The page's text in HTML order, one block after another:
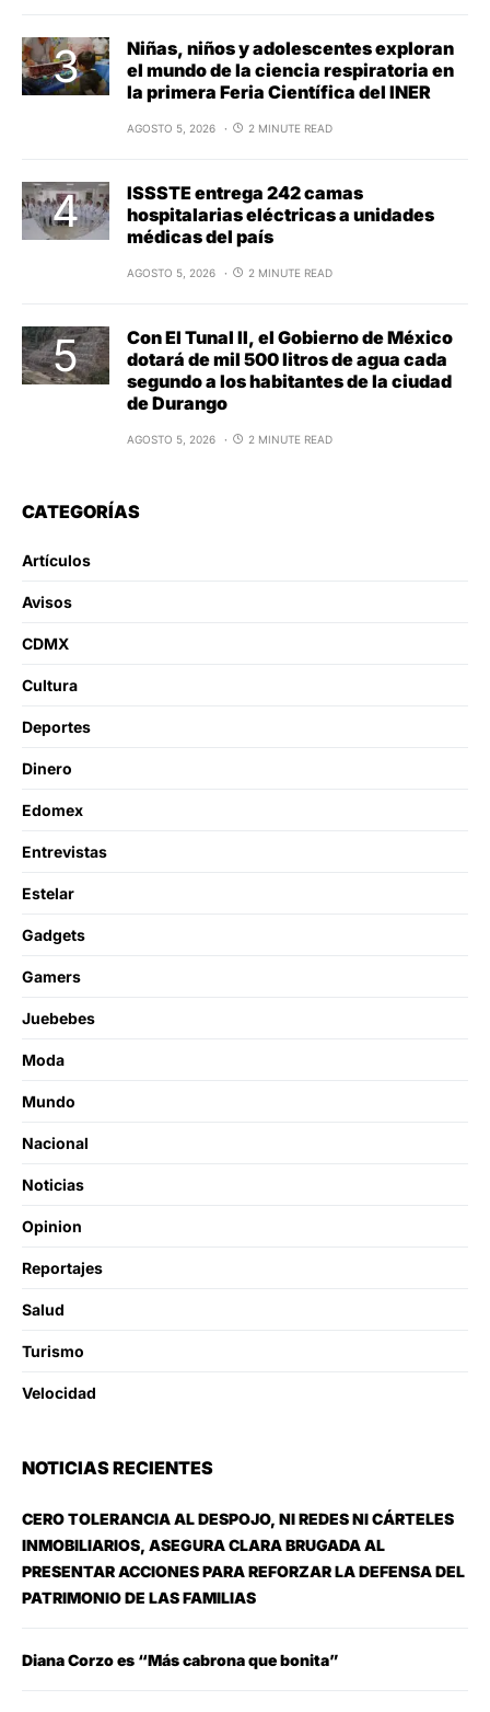
Niñas, niños y adolescentes exploran
el mundo de la ciencia respiratoria en
la primera Feria Científica del INER
AGOSTO 5, 2026 2 MINUTE READ
ISSSTE entrega 242 camas
hospitalarias eléctricas a unidades
médicas del país
AGOSTO 5, 2026 2 MINUTE READ
Con El Tunal II, el Gobierno de México
dotará de mil 500 litros de agua cada
segundo a los habitantes de la ciudad
de Durango
AGOSTO 5, 2026 2 MINUTE READ
CATEGORÍAS
Artículos
Avisos
CDMX
Cultura
Deportes
Dinero
Edomex
Entrevistas
Estelar
Gadgets
Gamers
Juebebes
Moda
Mundo
Nacional
Noticias
Opinion
Reportajes
Salud
Turismo
Velocidad
NOTICIAS RECIENTES
CERO TOLERANCIA AL DESPOJO, NI REDES NI CÁRTELES
INMOBILIARIOS, ASEGURA CLARA BRUGADA AL
PRESENTAR ACCIONES PARA REFORZAR LA DEFENSA DEL
PATRIMONIO DE LAS FAMILIAS
Diana Corzo es “Más cabrona que bonita”